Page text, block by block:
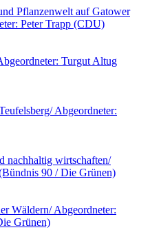
Pflanzenwelt auf Gatower
Peter Trapp (CDU)
Turgut Altug
Abgeordneter:
nachhaltig wirtschaften/
90 / Die Grünen)
Wäldern/ Abgeordneter:
Grünen)